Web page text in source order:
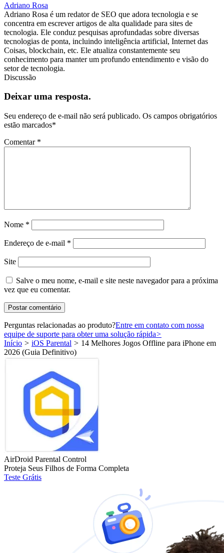
Adriano Rosa
Adriano Rosa é um redator de SEO que adora tecnologia e se
concentra em escrever artigos de alta qualidade para sites de
tecnologia. Ele conduz pesquisas aprofundadas sobre diversas
tecnologias de ponta, incluindo inteligência artificial, Internet das
Coisas, blockchain, etc. Ele atualiza constantemente seu
conhecimento para manter um profundo entendimento e visão do
setor de tecnologia.
Discussão
Deixar uma resposta.
Seu endereço de e-mail não será publicado. Os campos obrigatórios
estão marcados*
Comentar *
Nome *
Endereço de e-mail *
Site
Salve o meu nome, e-mail e site neste navegador para a próxima
vez que eu comentar.
Perguntas relacionadas ao produto?Entre em contato com nossa
equipe de suporte para obter uma solução rápida>
Início > iOS Parental > 14 Melhores Jogos Offline para iPhone em
2026 (Guia Definitivo)
AirDroid Parental Control
Proteja Seus Filhos de Forma Completa
Teste Grátis